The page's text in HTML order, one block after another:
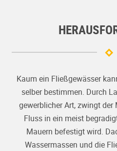
Kaum ein Fließgewässer
selber bestimmen. Durch
gewerblicher Art, zwingt der
Fluss in ein meist
Mauern befestigt wird.
Wassermassen und die